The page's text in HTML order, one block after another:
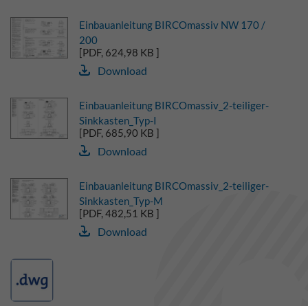
Einbauanleitung BIRCOmassiv NW 170 /
200
[PDF, 624,98 KB ]
Download
Einbauanleitung BIRCOmassiv_2-teiliger-
Sinkkasten_Typ-I
[PDF, 685,90 KB ]
Download
Einbauanleitung BIRCOmassiv_2-teiliger-
Sinkkasten_Typ-M
[PDF, 482,51 KB ]
Download